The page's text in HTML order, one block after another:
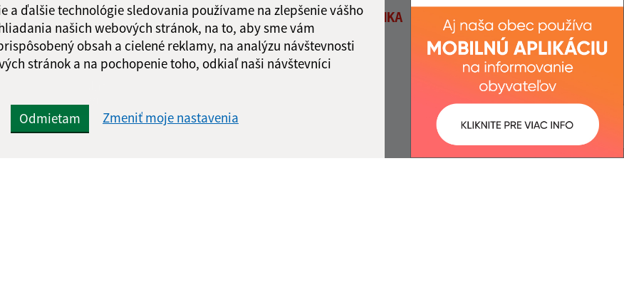
a ďalšie technológie sledovania používame na zlepšenie vášho
našich webových stránok, na to, aby sme vám
obsah a cielené reklamy, na analýzu návštevnosti
stránok a na pochopenie toho, odkiaľ naši návštevníci
Odmietam Zmeniť moje nastavenia
5.8.-10.8.2026- DOVOLENKA